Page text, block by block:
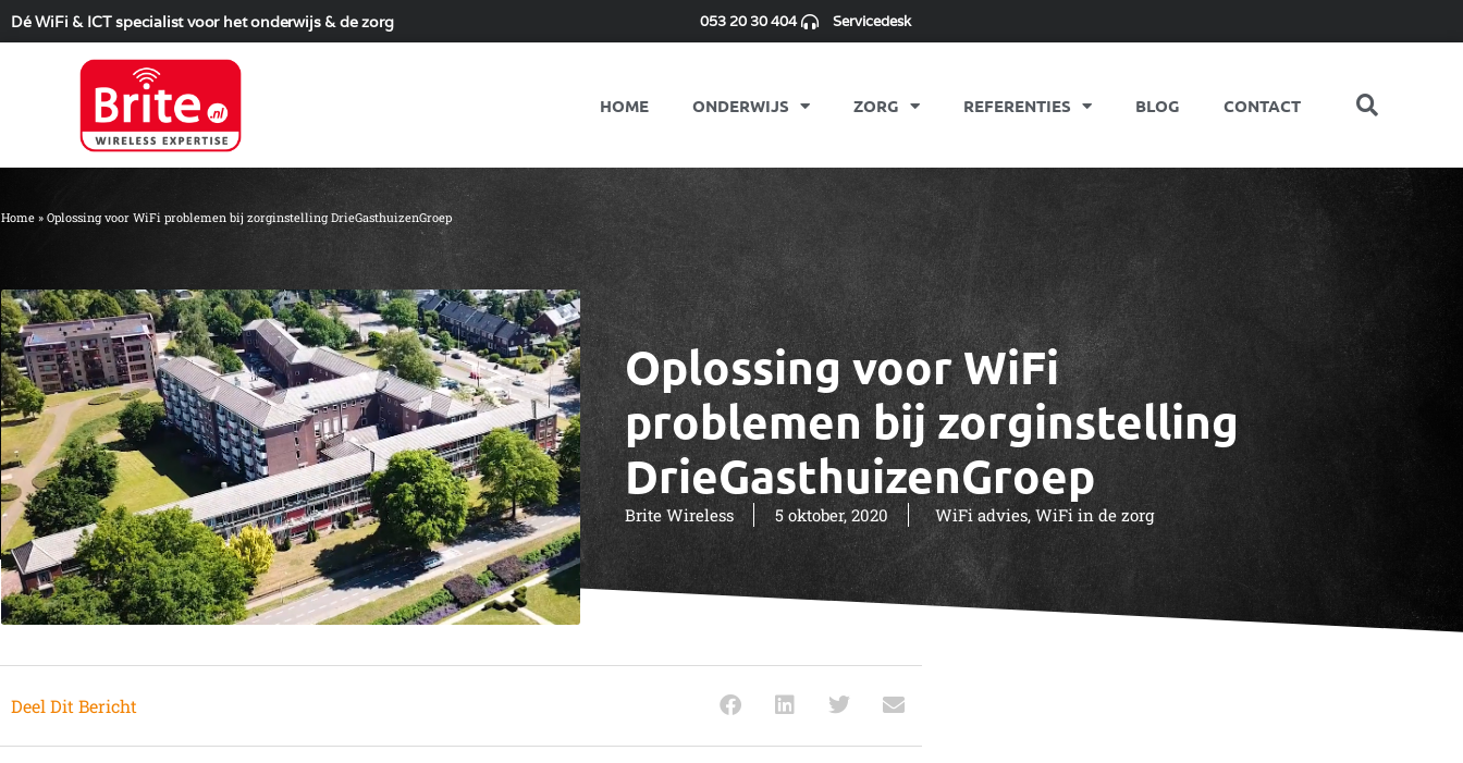
Dé WiFi & ICT specialist voor het onderwijs & de zorg 053 20 30 404 Servicedesk
HOME ONDERWIJS ZORG REFERENTIES BLOG CONTACT
Home » Oplossing voor WiFi problemen bij zorginstelling DrieGasthuizenGroep
Oplossing voor WiFi
problemen bij zorginstelling
DrieGasthuizenGroep
Brite Wireless 5 oktober, 2020 WiFi advies, WiFi in de zorg
Deel Dit Bericht